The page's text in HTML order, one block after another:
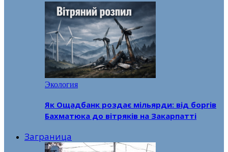
Экология
Як Ощадбанк роздає мільярди: від боргів
Бахматюка до вітряків на Закарпатті
Заграница